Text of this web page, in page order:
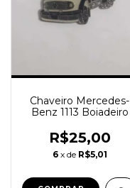
Chaveiro Mercedes-
Benz 1113 Boiadeiro
R$25,00
6 x de R$5,01